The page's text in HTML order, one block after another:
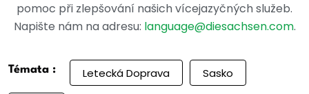
pomoc při zlepšování našich vícejazyčných služeb.
Napište nám na adresu: language@diesachsen.com.
Témata : Letecká Doprava Sasko